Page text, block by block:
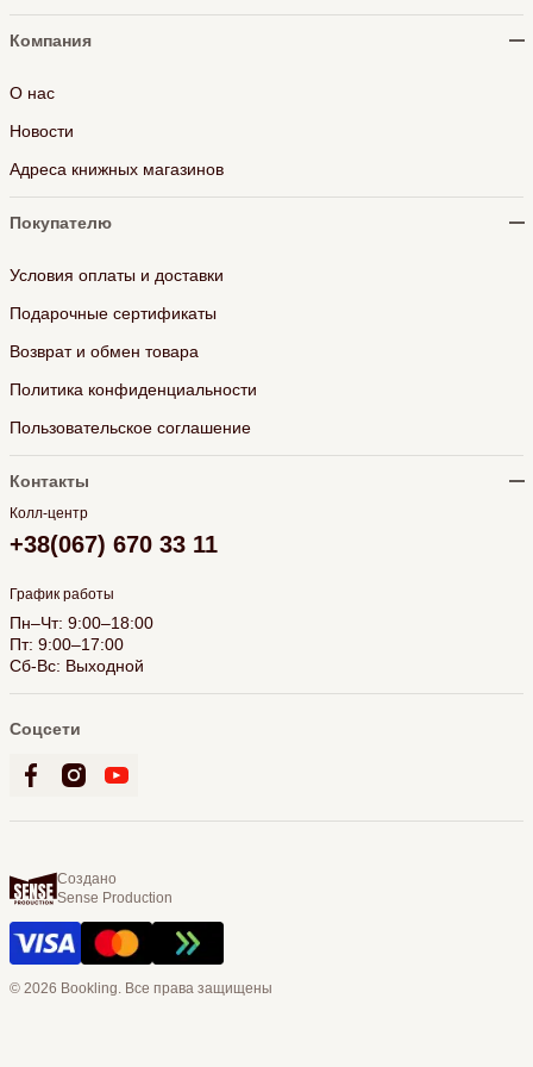
Компания
О нас
Новости
Адреса книжных магазинов
Покупателю
Условия оплаты и доставки
Подарочные сертификаты
Возврат и обмен товара
Политика конфиденциальности
Пользовательское соглашение
Контакты
Колл-центр
+38(067) 670 33 11
График работы
Пн–Чт: 9:00–18:00
Пт: 9:00–17:00
Сб-Вс: Выходной
Соцсети
Создано
Sense Production
© 2026 Bookling. Все права защищены